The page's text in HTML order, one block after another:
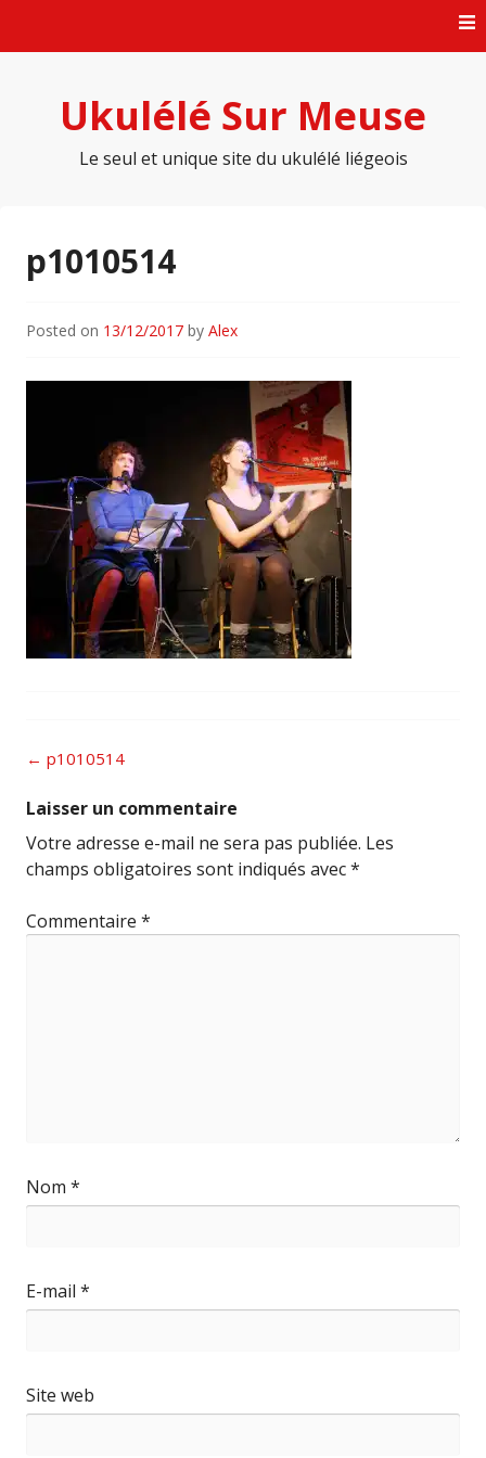
Ukulélé Sur Meuse
Le seul et unique site du ukulélé liégeois
p1010514
Posted on 13/12/2017 by Alex
Post
← p1010514
Laisser un commentaire
Votre adresse e-mail ne sera pas publiée. Les
champs obligatoires sont indiqués avec*
Commentaire *
Nom *
E-mail *
Site web